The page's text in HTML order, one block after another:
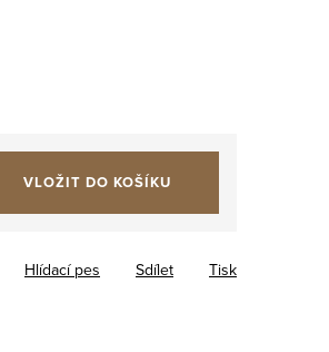
VLOŽIT DO KOŠÍKU
Tisk
Hlídací pes Sdílet